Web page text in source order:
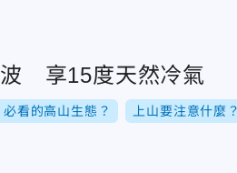
波 享15度天然冷氣
必看的高山生態？ 上山要注意什麼